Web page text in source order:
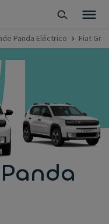
Panda Eléctrico Fiat